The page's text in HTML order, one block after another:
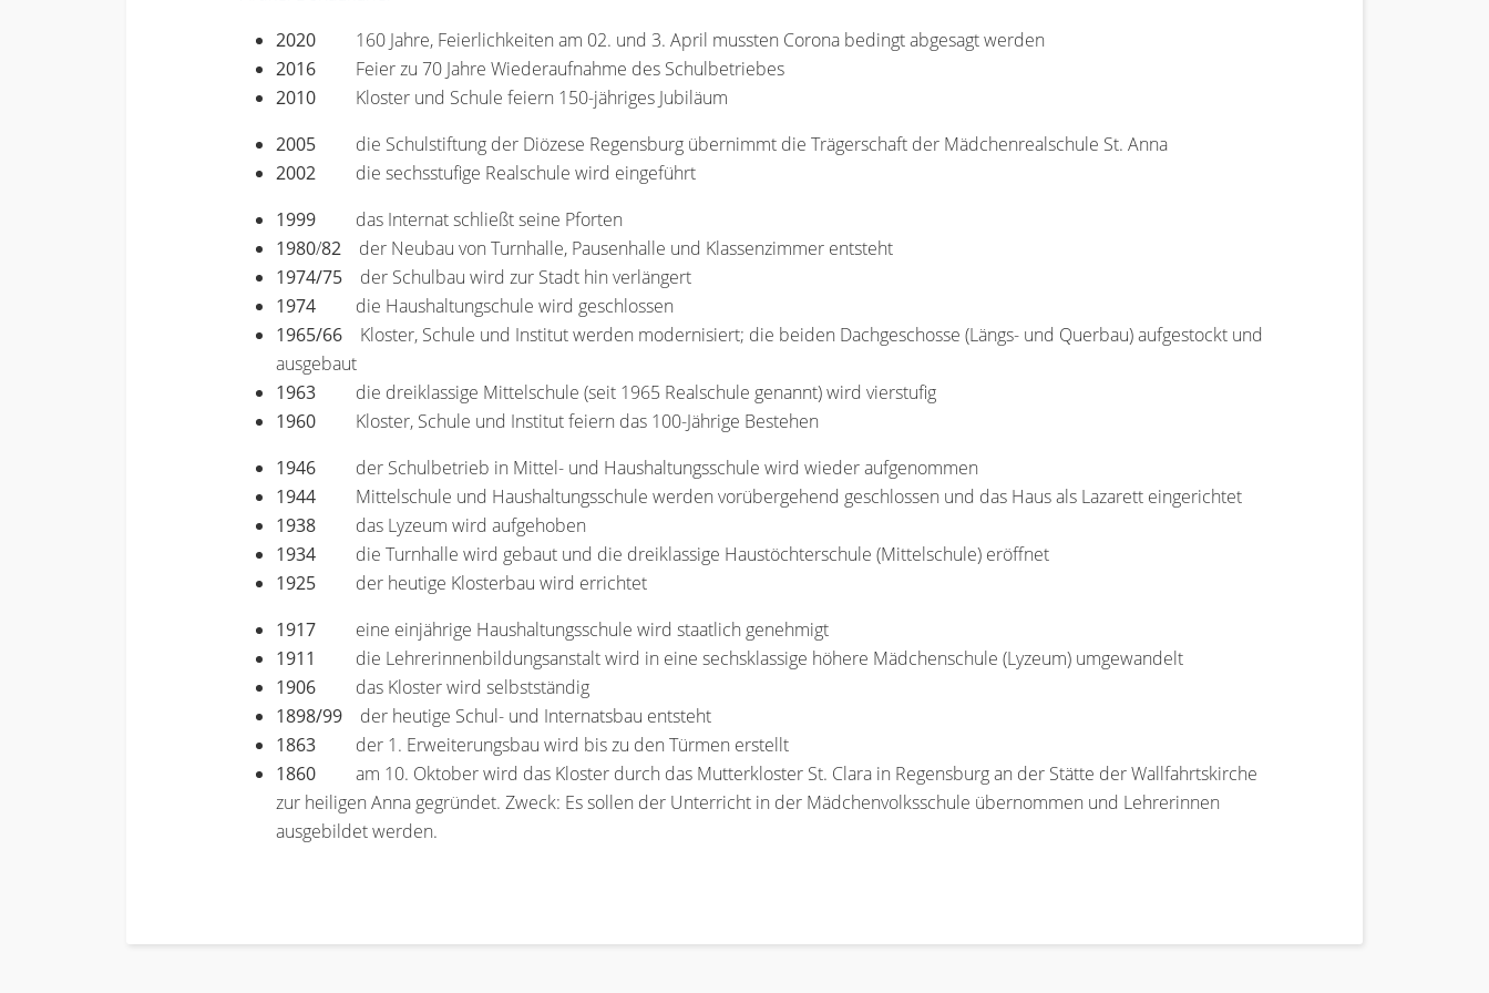
2020
160 Jahre, Feierlichkeiten am 02. und 3. April mussten Corona bedingt abgesagt werden
2016 Feier zu 70 Jahre Wiederaufnahme des Schulbetriebes
2010 Kloster und Schule feiern 150-jähriges Jubiläum
2005 die Schulstiftung der Diözese Regensburg übernimmt die Trägerschaft der Mädchenrealschule St. Anna
2002 die sechsstufige Realschule wird eingeführt
1999 das Internat schließt seine Pforten
1980/82 der Neubau von Turnhalle, Pausenhalle und Klassenzimmer entsteht
1974/75 der Schulbau wird zur Stadt hin verlängert
1974 die Haushaltungschule wird geschlossen
1965/66 Kloster, Schule und Institut werden modernisiert; die beiden Dachgeschosse (Längs- und Querbau) aufgestockt und
ausgebaut
1963 die dreiklassige Mittelschule (seit 1965 Realschule genannt) wird vierstufig
1960 Kloster, Schule und Institut feiern das 100-Jährige Bestehen
1946 der Schulbetrieb in Mittel- und Haushaltungsschule wird wieder aufgenommen
1944 Mittelschule und Haushaltungsschule werden vorübergehend geschlossen und das Haus als Lazarett eingerichtet
1938 das Lyzeum wird aufgehoben
1934 die Turnhalle wird gebaut und die dreiklassige Haustöchterschule (Mittelschule) eröffnet
1925 der heutige Klosterbau wird errichtet
1917 eine einjährige Haushaltungsschule wird staatlich genehmigt
1911 die Lehrerinnenbildungsanstalt wird in eine sechsklassige höhere Mädchenschule (Lyzeum) umgewandelt
1906 das Kloster wird selbstständig
1898/99 der heutige Schul- und Internatsbau entsteht
1863 der 1. Erweiterungsbau wird bis zu den Türmen erstellt
1860
am 10. Oktober wird das Kloster durch das Mutterkloster St. Clara in Regensburg an der Stätte der Wallfahrtskirche
zur heiligen Anna gegründet. Zweck: Es sollen der Unterricht in der Mädchenvolksschule übernommen und Lehrerinnen
ausgebildet werden.